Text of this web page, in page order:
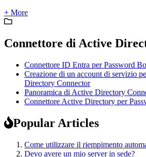
+ More
Connettore di Active
Connettore ID Entra per Password
Creazione di un account di servizio
Directory Connector
Panoramica di Active Directory
Connettore Active Directory per
Popular Articles
Come utilizzare il riempimento
Devo avere un mio server in sede?